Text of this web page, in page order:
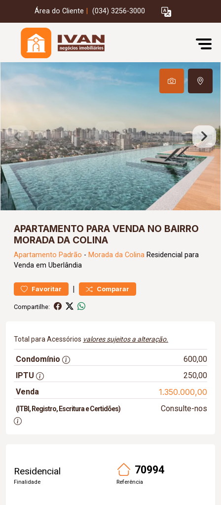
Área do Cliente (034) 3256-3000
APARTAMENTO PARA VENDA NO BAIRRO
MORADA DA COLINA
Apartamento Padrão - Morada da Colina Residencial para
Venda em Uberlândia
Favoritar | Comparar
Compartilhe:
Total para Acessórios valores sujeitos a alteração.
Condomínio
600,00
IPTU
250,00
Venda
1.350.000,00
(ITBI, Registro, Escritura e Certidões) Consulte-nos
Residencial
Finalidade
70994
Referência